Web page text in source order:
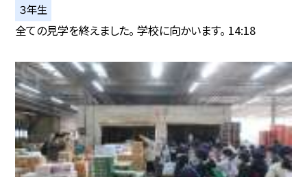
３年生
全ての見学を終えました。 学校に向かいます。 14:18